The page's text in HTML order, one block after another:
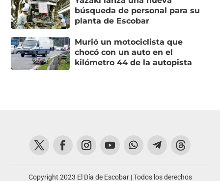
búsqueda de personal para su
planta de Escobar
Murió un motociclista que
chocó con un auto en el
kilómetro 44 de la autopista
Copyright 2023 El Día de Escobar | Todos los derechos